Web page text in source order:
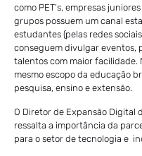
como PET’s, empresas
grupos possuem um canal
estudantes (pelas redes
conseguem divulgar eventos,
talentos com maior facilidade.
mesmo escopo da educação
pesquisa, ensino e extensão.
O Diretor de Expansão Digital
ressalta a importância da
para o setor de tecnologia e